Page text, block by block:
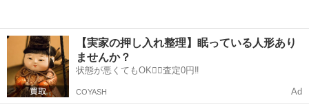
【実家の押し入れ整理】眠っている人形あり
ませんか？
状態が悪くてもOK🙆‍♀️査定0円‼️
COYASH Ad